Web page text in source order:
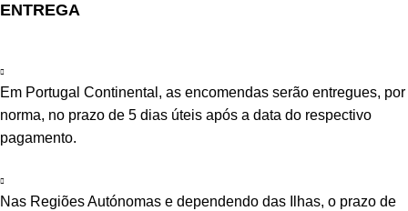
ENTREGA
Em Portugal Continental, as encomendas serão entregues, por
norma, no prazo de 5 dias úteis após a data do respectivo
pagamento.
Nas Regiões Autónomas e dependendo das Ilhas, o prazo de